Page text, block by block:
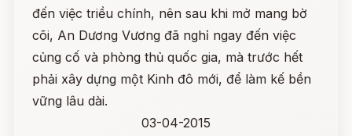
đến việc triều chính, nên sau khi mở mang bờ
cõi, An Dương Vương đã nghỉ ngay đến việc
củng cố và phòng thủ quốc gia, mà trước hết
phải xây dựng một Kinh đô mới, để làm kế bền
vững lâu dài.
03-04-2015